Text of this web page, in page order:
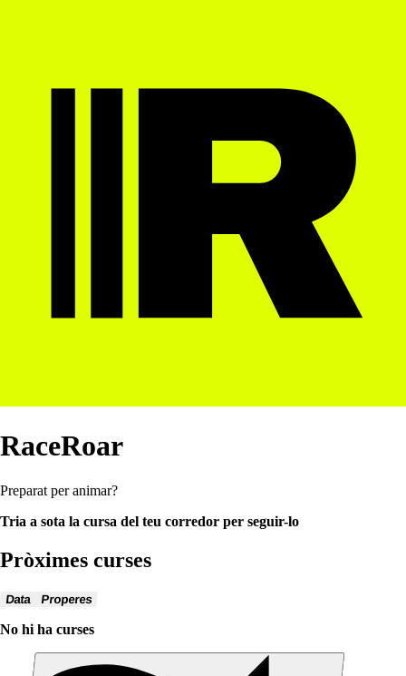
RaceRoar
Preparat per animar?
Tria a sota la cursa del teu corredor per seguir-lo
Pròximes curses
Data Properes
No hi ha curses